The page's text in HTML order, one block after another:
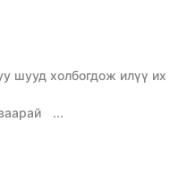
шууд холбогдож илүү их
...